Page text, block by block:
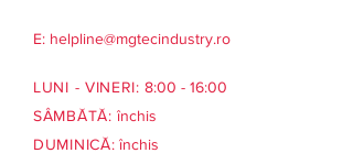
E: helpline@mgtecindustry.ro
LUNI - VINERI: 8:00 - 16:00
SÂMBĂTĂ: închis
DUMINICĂ: închis